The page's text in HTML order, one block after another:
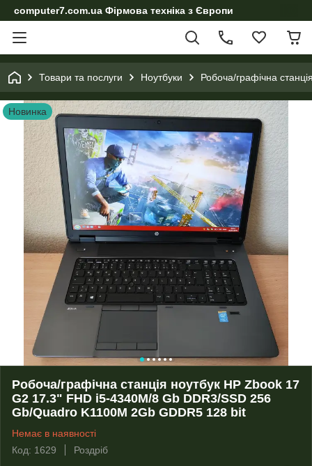
computer7.com.ua Фірмова техніка з Європи
Товари та послуги Ноутбуки Робоча/графічна
Новинка
Робоча/графічна станція ноутбук HP Zbook 17
G2 17.3" FHD i5-4340M/8 Gb DDR3/SSD 256
Gb/Quadro K1100M 2Gb GDDR5 128 bit
Немає в наявності
Код: 1629
Роздріб